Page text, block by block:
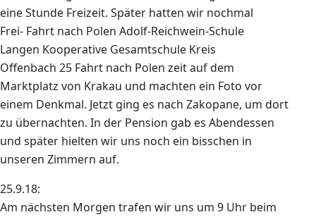
eine Stunde Freizeit. Später hatten wir nochmal
Frei- Fahrt nach Polen Adolf-Reichwein-Schule
Langen Kooperative Gesamtschule Kreis
Offenbach 25 Fahrt nach Polen zeit auf dem
Marktplatz von Krakau und machten ein Foto vor
einem Denkmal. Jetzt ging es nach Zakopane, um dort
zu übernachten. In der Pension gab es Abendessen
und später hielten wir uns noch ein bisschen in
unseren Zimmern auf.
25.9.18:
Am nächsten Morgen trafen wir uns um 9 Uhr beim